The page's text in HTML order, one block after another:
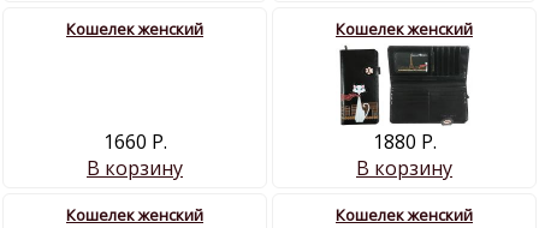
Кошелек женский
1660 Р.
В корзину
Кошелек женский
1880 Р.
В корзину
Кошелек женский Кошелек женский